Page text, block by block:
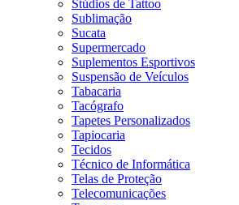
Stúdios de Tattoo
Sublimação
Sucata
Supermercado
Suplementos Esportivos
Suspensão de Veículos
Tabacaria
Tacógrafo
Tapetes Personalizados
Tapiocaria
Tecidos
Técnico de Informática
Telas de Proteção
Telecomunicações